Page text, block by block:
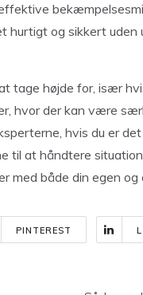
hurtigt og sikkert uden
tage højde for, især
hvor der kan være
hvis du er
til at håndtere
med både din egen og
PINTEREST